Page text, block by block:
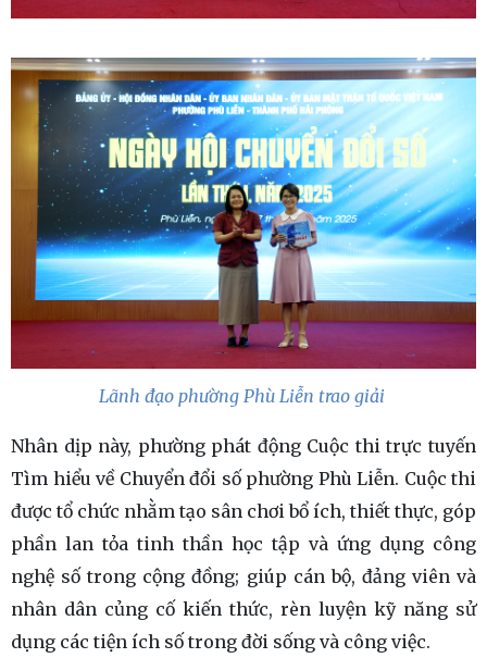
Lãnh đạo phường Phù Liễn trao giải
Nhân dịp này, phường phát động Cuộc thi trực tuyến
Tìm hiểu về Chuyển đổi số phường Phù Liễn. Cuộc thi
được tổ chức nhằm tạo sân chơi bổ ích, thiết thực, góp
phần lan tỏa tinh thần học tập và ứng dụng công
nghệ số trong cộng đồng; giúp cán bộ, đảng viên và
nhân dân củng cố kiến thức, rèn luyện kỹ năng sử
dụng các tiện ích số trong đời sống và công việc.